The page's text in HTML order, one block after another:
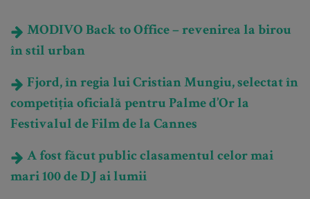
MODIVO Back to Office – revenirea la birou
în stil urban
Fjord, în regia lui Cristian Mungiu, selectat în
competiția oficială pentru Palme d’Or la
Festivalul de Film de la Cannes
A fost făcut public clasamentul celor mai
mari 100 de DJ ai lumii